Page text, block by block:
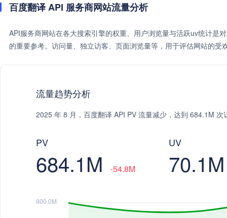
百度翻译 API 服务商网站流量分析
API服务商网站在各大搜索引擎的权重、用户浏览量与活跃uv统计是
的重要参考。访问量、独立访客、页面浏览量等，用于评估网站的
流量趋势分析
2025 年 8 月，百度翻译 API PV 流量减少，达到 684.1M
PV
684.1M -54.8M
UV
70.1M